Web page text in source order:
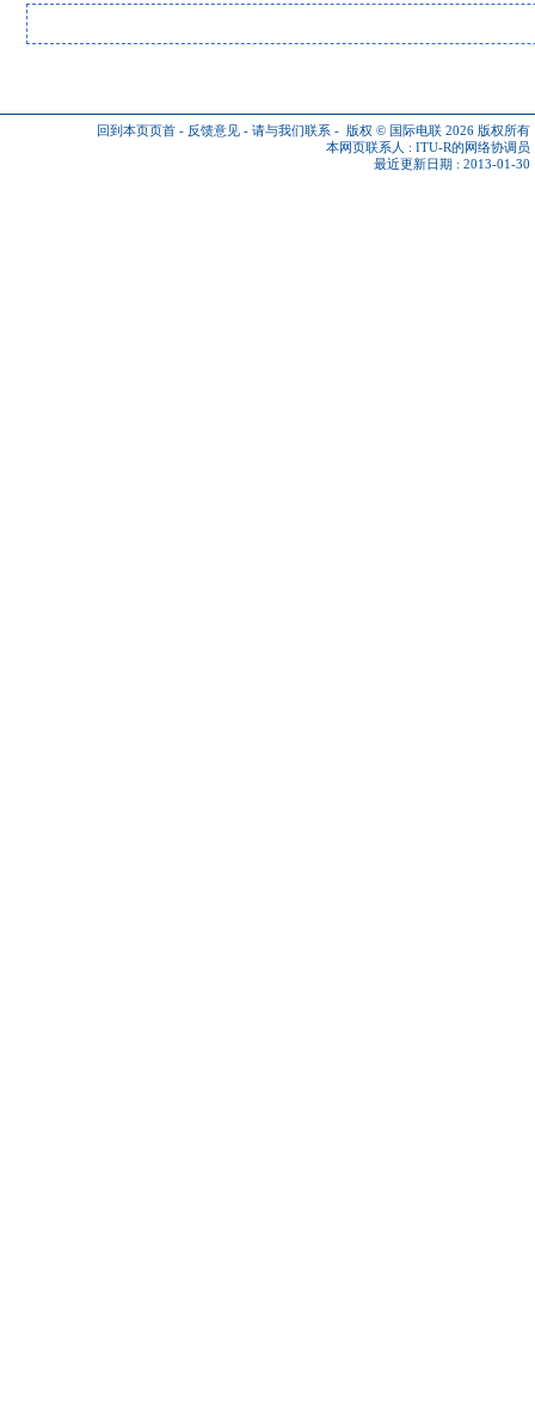
回到本页页首 - 反馈意见 - 请与我们联系 - 版权 © 国际电联 2026 版权所有
本网页联系人 : ITU-R的网络协调员
最近更新日期 : 2013-01-30